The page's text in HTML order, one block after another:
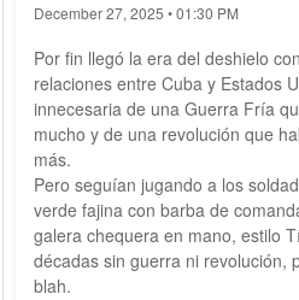
December 27, 2025 • 01:30 PM
Por fin llegó la era del deshielo
relaciones entre Cuba y Estados
innecesaria de una Guerra Fría
mucho y de una revolución que
más.
Pero seguían jugando a los
verde fajina con barba de
galera chequera en mano, estilo
décadas sin guerra ni revolución,
blah.